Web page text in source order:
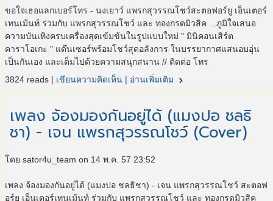
ขอใจเธอแลกเบอร์โทร - นงเยาว์ แพรกสุวรรณโชว์สะตอฟอร์ยู เอ็นเตอร์
เทนเม้นท์ ร่วมกับ แพรกสุวรรณโชว์ และ ทองกรดมิวสิค ...ภูมิใจเสนอ
ความบันเทิงครบเครื่องสุดเข้มข้นในรูปแบบใหม่ " มินิคอนเสิร์ต
คาราโอเกะ " แด๊นเซอร์พร้อมโชว์สุดอลังการ ในบรรยากาศแสนอบอุ่น
เป็นกันเอง และเต็มไปด้วยความสนุกสนาน // ติดต่อ โทร
3824 reads | เขียนความคิดเห็น | อ่านเพิ่มเติม navigate_next
เพลง จ้องมองกันอยู่ได้ (แมงปอ ชลธิ
ชา) - เจน แพรกสุวรรณโชว์ (Cover)
โดย sator4u_team on 14 พ.ค. 57 23:52
เพลง จ้องมองกันอยู่ได้ (แมงปอ ชลธิชา) - เจน แพรกสุวรรณโชว์ สะตอฟ
อร์ยู เอ็นเตอร์เทนเม้นท์ ร่วมกับ แพรกสุวรรณโชว์ และ ทองกรดมิวสิค